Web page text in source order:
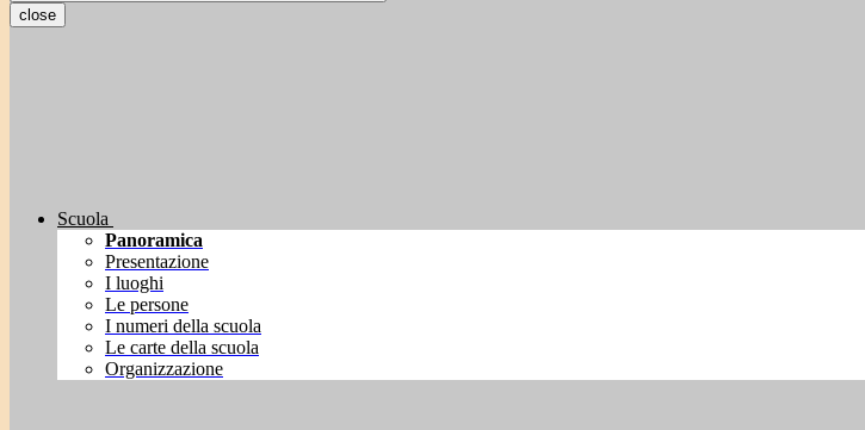
close
Scuola
Panoramica
Presentazione
I luoghi
Le persone
I numeri della scuola
Le carte della scuola
Organizzazione